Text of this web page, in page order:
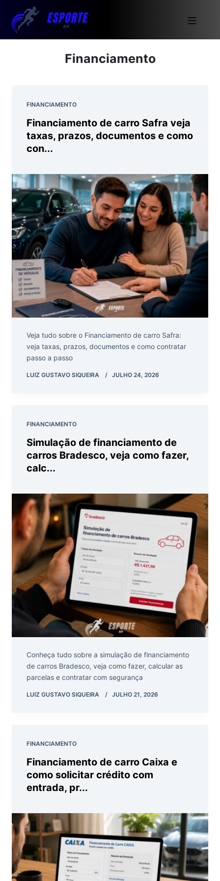
Financiamento
FINANCIAMENTO
Financiamento de carro Safra veja
taxas, prazos, documentos e como
con...
Veja tudo sobre o Financiamento de carro Safra:
veja taxas, prazos, documentos e como contratar
passo a passo
LUIZ GUSTAVO SIQUEIRA JULHO 24, 2026
FINANCIAMENTO
Simulação de financiamento de
carros Bradesco, veja como fazer,
calc...
Conheça tudo sobre a simulação de financiamento
de carros Bradesco, veja como fazer, calcular as
parcelas e contratar com segurança
LUIZ GUSTAVO SIQUEIRA JULHO 21, 2026
FINANCIAMENTO
Financiamento de carro Caixa e
como solicitar crédito com
entrada, pr...